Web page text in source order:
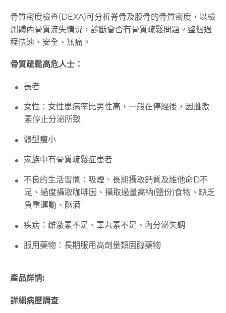
骨質密度檢查(DEXA)可分析脊骨及股骨的骨質密度，以檢
測體內骨質流失情況，診斷會否有骨質疏鬆問題。整個過
程快速、安全、無痛。
骨質疏鬆高危人士：
長者
女性：女性患病率比男性高，一般在停經後，因雌激
素停止分泌所致
體型瘦小
家族中有骨質疏鬆症患者
不良的生活習慣：吸煙、長期攝取鈣質及維他命D不
足、過度攝取咖啡因、攝取過量高納(鹽份)食物、缺乏
負重運動、酗酒
疾病：雌激素不足、睪丸素不足、內分泌失調
服用藥物：長期服用高劑量類固醇藥物
產品詳情:
詳細病歷調查